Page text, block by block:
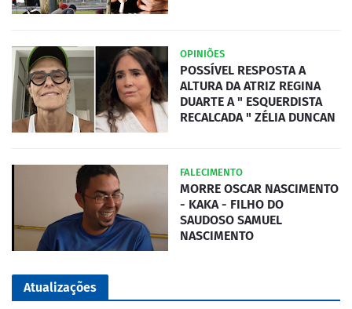
OPINIÕES
POSSÍVEL RESPOSTA A
ALTURA DA ATRIZ REGINA
DUARTE A " ESQUERDISTA
RECALCADA " ZÉLIA DUNCAN
FALECIMENTO
MORRE OSCAR NASCIMENTO
- KAKA - FILHO DO
SAUDOSO SAMUEL
NASCIMENTO
Atualizações